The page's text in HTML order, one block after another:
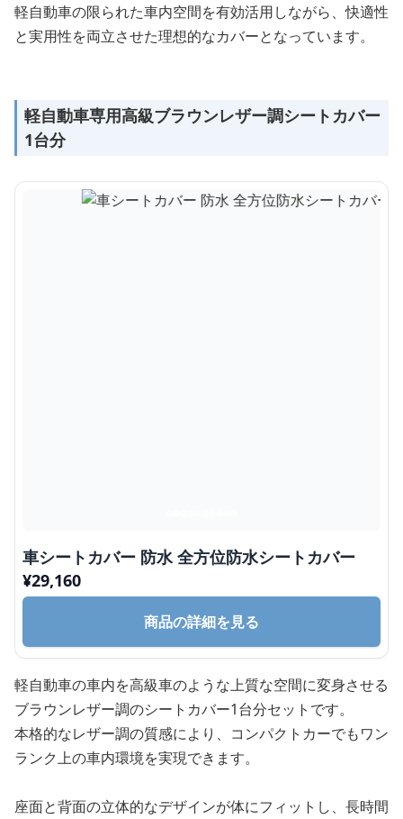
軽自動車の限られた車内空間を有効活用しながら、快適性
と実用性を両立させた理想的なカバーとなっています。
軽自動車専用高級ブラウンレザー調シートカバー
1台分
車シートカバー 防水 全方位防水シートカバー
¥29,160
商品の詳細を見る
軽自動車の車内を高級車のような上質な空間に変身させる
ブラウンレザー調のシートカバー1台分セットです。
本格的なレザー調の質感により、コンパクトカーでもワン
ランク上の車内環境を実現できます。
座面と背面の立体的なデザインが体にフィットし、長時間